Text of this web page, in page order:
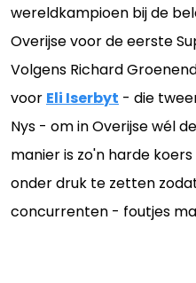
wereldkampioen bij de
Overijse voor de eerste
Volgens Richard
voor Eli Iserbyt - die
Nys - om in Overijse wél
manier is zo'n harde
onder druk te zetten
concurrenten - foutjes